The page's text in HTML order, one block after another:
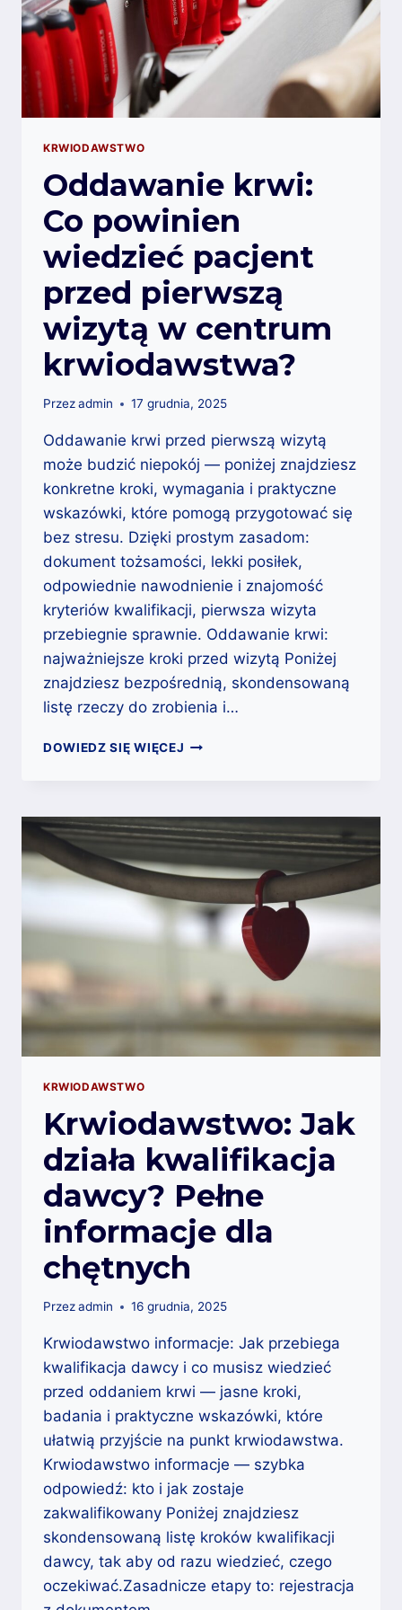
KRWIODAWSTWO
Oddawanie krwi:
Co powinien
wiedzieć pacjent
przed pierwszą
wizytą w centrum
krwiodawstwa?
Przezadmin 17 grudnia, 2025
Oddawanie krwi przed pierwszą wizytą
może budzić niepokój — poniżej znajdziesz
konkretne kroki, wymagania i praktyczne
wskazówki, które pomogą przygotować się
bez stresu. Dzięki prostym zasadom:
dokument tożsamości, lekki posiłek,
odpowiednie nawodnienie i znajomość
kryteriów kwalifikacji, pierwsza wizyta
przebiegnie sprawnie. Oddawanie krwi:
najważniejsze kroki przed wizytą Poniżej
znajdziesz bezpośrednią, skondensowaną
listę rzeczy do zrobienia i…
DOWIEDZ SIĘ WIĘCEJ ODDAWANIE
WIEDZIEĆ
PACJENT
PIERWSZĄ
W
CENTRUM
KRWIODAWSTWA?
KRWIODAWSTWO
Krwiodawstwo: Jak
działa kwalifikacja
dawcy? Pełne
informacje dla
chętnych
Przezadmin 16 grudnia, 2025
Krwiodawstwo informacje: Jak przebiega
kwalifikacja dawcy i co musisz wiedzieć
przed oddaniem krwi — jasne kroki,
badania i praktyczne wskazówki, które
ułatwią przyjście na punkt krwiodawstwa.
Krwiodawstwo informacje — szybka
odpowiedź: kto i jak zostaje
zakwalifikowany Poniżej znajdziesz
skondensowaną listę kroków kwalifikacji
dawcy, tak aby od razu wiedzieć, czego
oczekiwać.Zasadnicze etapy to: rejestracja